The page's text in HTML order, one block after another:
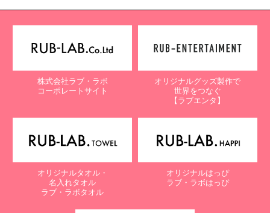
株式会社ラブ・ラボ
コーポレートサイト
オリジナルグッズ製作で
世界をつなぐ
【ラブエンタ】
オリジナルタオル・
名入れタオル
ラブ・ラボタオル
オリジナルはっぴ
ラブ・ラボはっぴ